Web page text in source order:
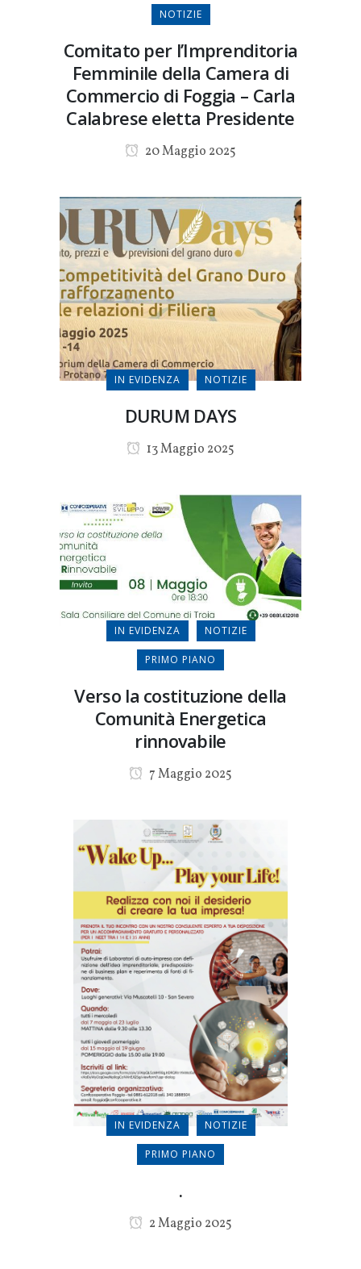
NOTIZIE
Comitato per l’Imprenditoria
Femminile della Camera di
Commercio di Foggia – Carla
Calabrese eletta Presidente
20 Maggio 2025
IN EVIDENZA NOTIZIE
DURUM DAYS
13 Maggio 2025
IN EVIDENZA NOTIZIE
PRIMO PIANO
Verso la costituzione della
Comunità Energetica
rinnovabile
7 Maggio 2025
IN EVIDENZA NOTIZIE
PRIMO PIANO
.
2 Maggio 2025